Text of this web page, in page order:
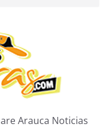
Arauca Noticias